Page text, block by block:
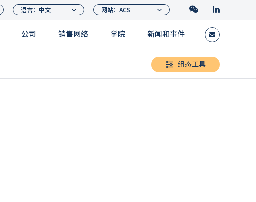
公司 销售网络 学院 新闻和事件
组态工具